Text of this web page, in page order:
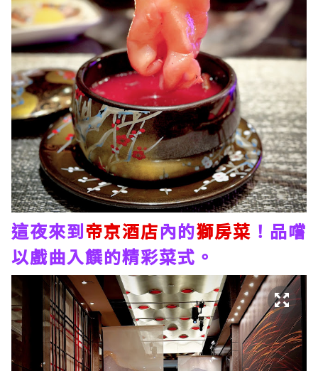
這夜來到帝京酒店內的獅房菜 ！品嚐
以戲曲入饌的精彩菜式。